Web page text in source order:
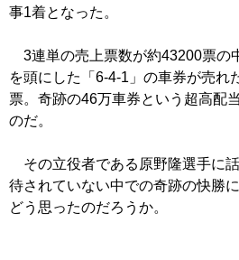
事1着となった。
3連単の売上票数が約43200票の
を頭にした「6-4-1」の車券が売れ
票。奇跡の46万車券という超高配
のだ。
その立役者である原野隆選手に
待されていない中での奇跡の快勝
どう思ったのだろうか。